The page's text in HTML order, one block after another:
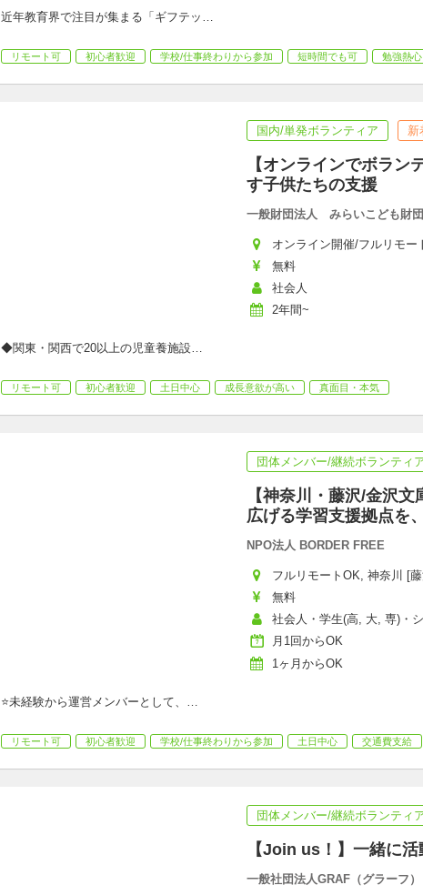
近年教育界で注目が集まる「ギフテッ …
リモート可 初心者歓迎 学校/仕事終わりから参加 短時間でも可 勉強熱心
国内/単発ボランティア 新
【オンラインでボラン
す子供たちの支援
一般財団法人 みらいこども財団
オンライン開催/フルリモ
無料
社会人
2年間~
◆関東・関西で20以上の児童養施設…
リモート可 初心者歓迎 土日中心 成長意欲が高い 真面目・本気
団体メンバー/継続ボランティ
【神奈川・藤沢/金沢
広げる学習支援拠点を
NPO法人 BORDER FREE
フルリモートOK, 神奈川 [
無料
社会人・学生(高, 大, 専)・
月1回からOK
1ヶ月からOK
⭐️未経験から運営メンバーとして、 …
リモート可 初心者歓迎 学校/仕事終わりから参加 土日中心 交通費支給
団体メンバー/継続ボランティ
【Join us！】一緒に
一般社団法人GRAF（グラーフ）